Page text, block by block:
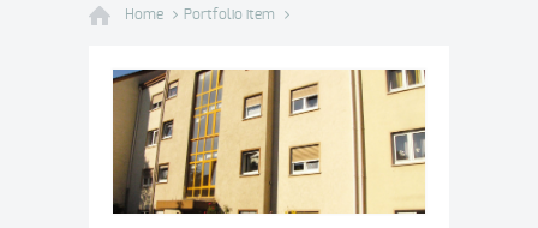
Home Portfolio item